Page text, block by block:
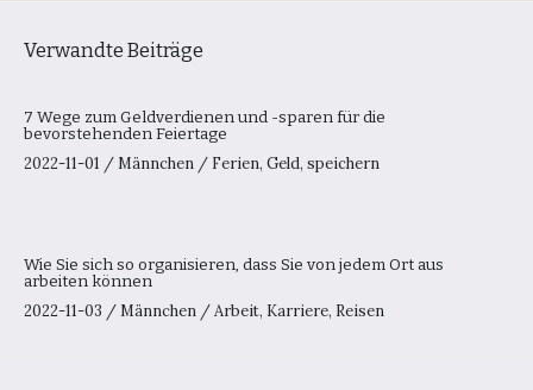
Verwandte Beiträge
7 Wege zum Geldverdienen und -sparen für die
bevorstehenden Feiertage
2022-11-01 / Männchen / Ferien, Geld, speichern
Wie Sie sich so organisieren, dass Sie von jedem Ort aus
arbeiten können
2022-11-03 / Männchen / Arbeit, Karriere, Reisen